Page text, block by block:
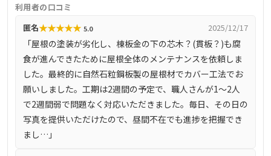
す。主な業務内容は、屋根葺き替え工事、カバー工法、雨
漏り修理、雨樋工事、屋根板金工事など、屋根に関する工
事一式です。外壁塗装工事にも対応可能で、累計施工実績
は4000件以上に上ります。
利用者の口コミ
匿名★★★★★ 5.0 2025/12/17
「屋根の塗装が劣化し、棟板金の下の芯木？(貫板？)も腐
食が進んできたために屋根全体のメンテナンスを依頼しま
した。最終的に自然石粒鋼板製の屋根材でカバー工法でお
願いしました。工期は2週間の予定で、職人さんが1～2人
で2週間弱で問題なく対応いただきました。毎日、その日の
写真を提供いただけたので、昼間不在でも進捗を把握でき
まし…」